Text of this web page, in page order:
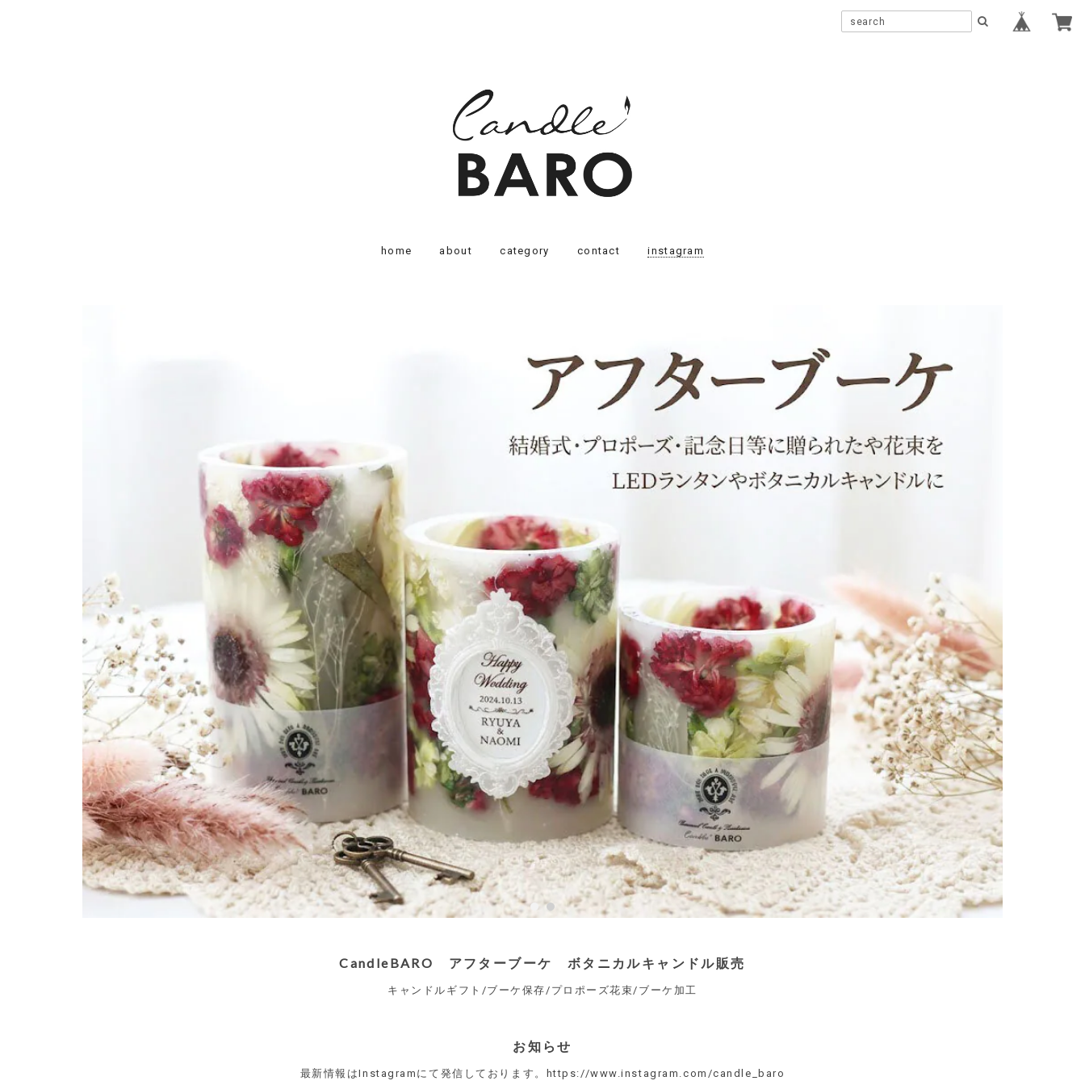
home about category contact instagram
CandleBARO アフターブーケ ボタニカルキャンドル販売
キャンドルギフト/ブーケ保存/プロポーズ花束/ブーケ加工
お知らせ
最新情報はInstagramにて発信しております。https://www.instagram.com/candle_baro